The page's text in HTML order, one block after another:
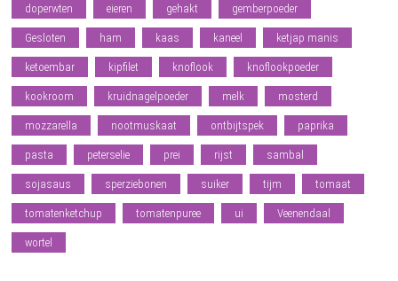
doperwten eieren gehakt gemberpoeder
Gesloten ham kaas kaneel ketjap manis
ketoembar kipfilet knoflook knoflookpoeder
kookroom kruidnagelpoeder melk mosterd
mozzarella nootmuskaat ontbijtspek paprika
pasta peterselie prei rijst sambal
sojasaus sperziebonen suiker tijm tomaat
tomatenketchup tomatenpuree ui Veenendaal
wortel